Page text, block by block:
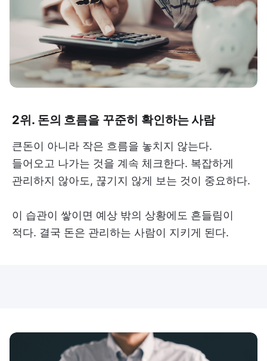
2위. 돈의 흐름을 꾸준히 확인하는 사람
큰돈이 아니라 작은 흐름을 놓치지 않는다.
들어오고 나가는 것을 계속 체크한다. 복잡하게
관리하지 않아도, 끊기지 않게 보는 것이 중요하다.
이 습관이 쌓이면 예상 밖의 상황에도 흔들림이
적다. 결국 돈은 관리하는 사람이 지키게 된다.